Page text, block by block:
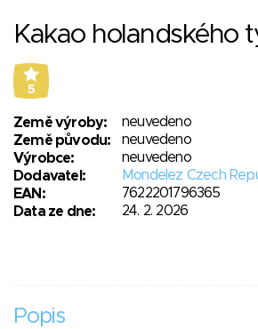
Kakao holandského
5
Země výroby:
neuvedeno
Země původu:
neuvedeno
Výrobce:
neuvedeno
Dodavatel:
Mondelez Czech
EAN:
7622201796365
Data ze dne:
24. 2. 2026
Popis